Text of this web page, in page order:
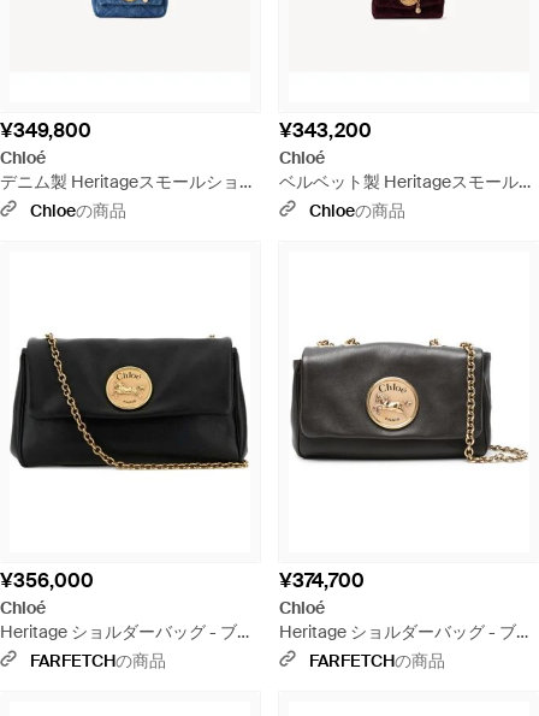
¥349,800
Chloé
デニム製 Heritageスモールショル
ダーバッグ - ブルー
Chloeの商品
¥343,200
Chloé
ベルベット製 Heritageスモールシ
ョルダーバッグ - ホワイト
Chloeの商品
¥356,000
Chloé
Heritage ショルダーバッグ - ブラ
ックFARFETCHの商品
¥374,700
Chloé
Heritage ショルダーバッグ - ブラ
ックFARFETCHの商品